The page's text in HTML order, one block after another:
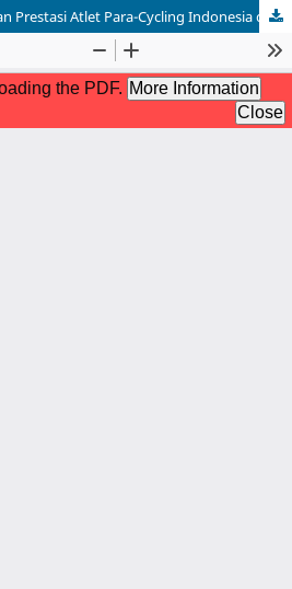
Determinasi Keberhasilan Prestasi Atlet Para-Cycling Indonesia dalam Perspektif Integrasi LTAD pada Asian Para Games Hangzhou 2023